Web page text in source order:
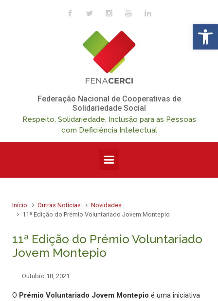
Skip to main content
Federação Nacional de Cooperativas de
Solidariedade Social
Respeito, Solidariedade, Inclusão para as Pessoas
com Deficiência Intelectual
Início Outras Notícias
Novidades
11ª Edição do Prémio Voluntariado Jovem Montepio
11ª Edição do Prémio Voluntariado
Jovem Montepio
Outubro 18, 2021
O Prémio Voluntariado Jovem Montepio é uma iniciativa